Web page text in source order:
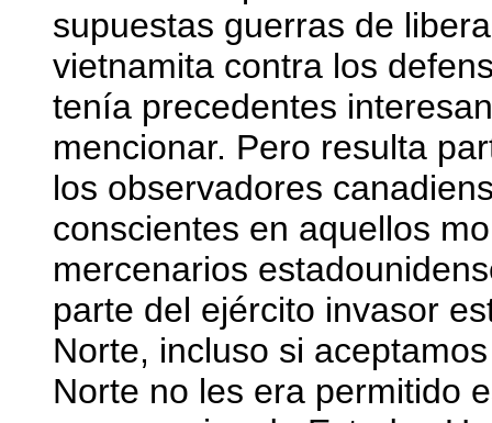
supuestas guerras de
vietnamita contra los
tenía precedentes
mencionar. Pero resulta
los observadores
conscientes en aquellos
mercenarios
parte del ejército invasor
Norte, incluso si
Norte no les era permitido